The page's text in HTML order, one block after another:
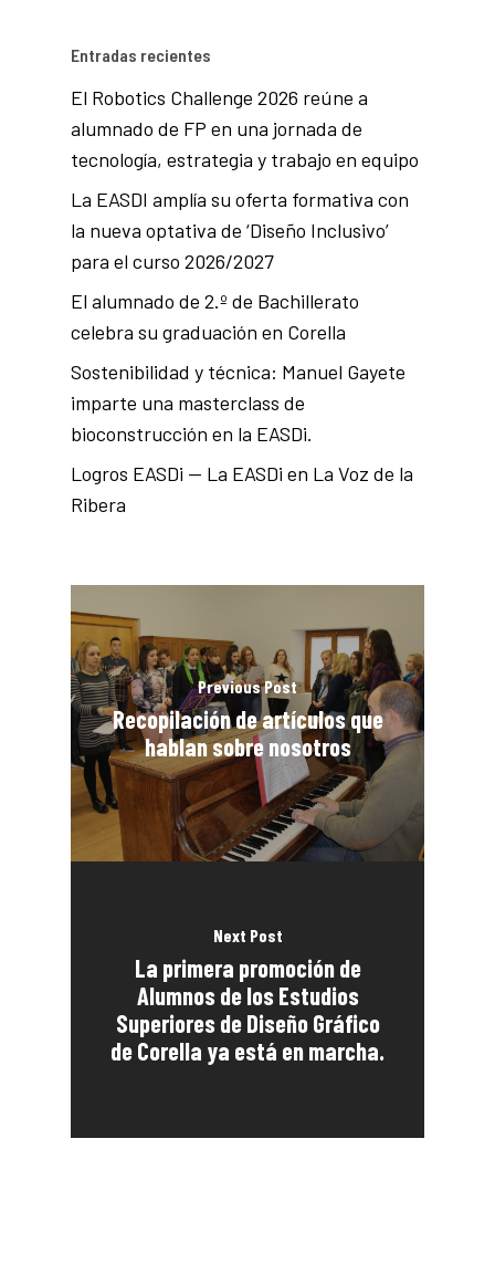
Entradas recientes
El Robotics Challenge 2026 reúne a
alumnado de FP en una jornada de
tecnología, estrategia y trabajo en equipo
La EASDI amplía su oferta formativa con
la nueva optativa de ‘Diseño Inclusivo’
para el curso 2026/2027
El alumnado de 2.º de Bachillerato
celebra su graduación en Corella
Sostenibilidad y técnica: Manuel Gayete
imparte una masterclass de
bioconstrucción en la EASDi.
Logros EASDi — La EASDi en La Voz de la
Ribera
Previous Post
Recopilación de artículos que
hablan sobre nosotros
Next Post
La primera promoción de
Alumnos de los Estudios
Superiores de Diseño Gráfico
de Corella ya está en marcha.